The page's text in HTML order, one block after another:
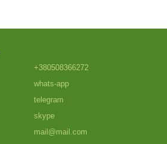
+380508366272
whats-app
telegram
skype
mail@mail.com